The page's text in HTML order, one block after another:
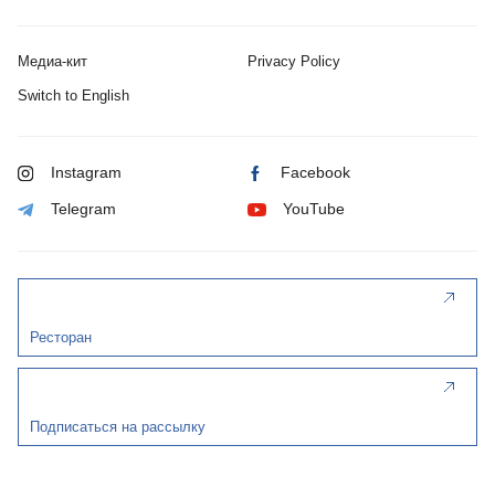
Медиа-кит Privacy Policy
Switch to English
Instagram Facebook
Telegram YouTube
Ресторан
Подписаться на рассылку